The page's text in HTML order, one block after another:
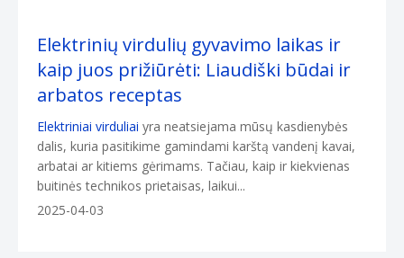
Elektrinių virdulių gyvavimo laikas ir
kaip juos prižiūrėti: Liaudiški būdai ir
arbatos receptas
Elektriniai virduliai yra neatsiejama mūsų kasdienybės
dalis, kuria pasitikime gamindami karštą vandenį kavai,
arbatai ar kitiems gėrimams. Tačiau, kaip ir kiekvienas
buitinės technikos prietaisas, laikui...
2025-04-03